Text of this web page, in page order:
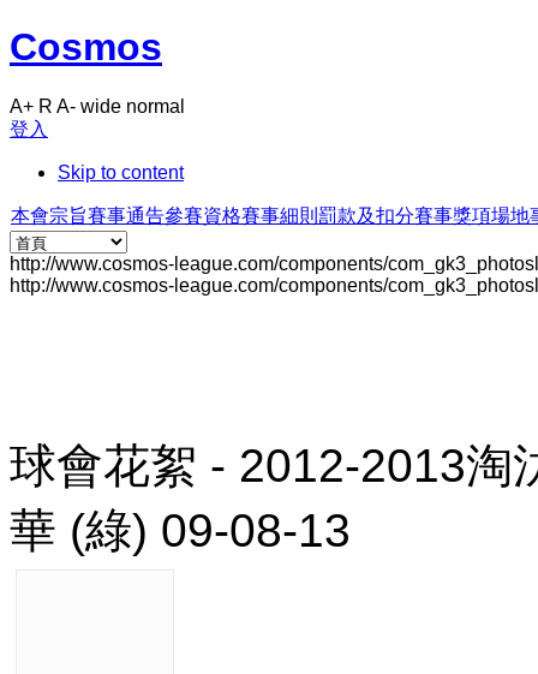
Cosmos
A+ R A- wide normal
登入
Skip to content
本會宗旨賽事通告參賽資格賽事細則 罰款及扣分賽事獎項場地
http://www.cosmos-league.com/components/
http://www.cosmos-league.com/components/
球會花絮 - 2012-2013淘
華 (綠) 09-08-13